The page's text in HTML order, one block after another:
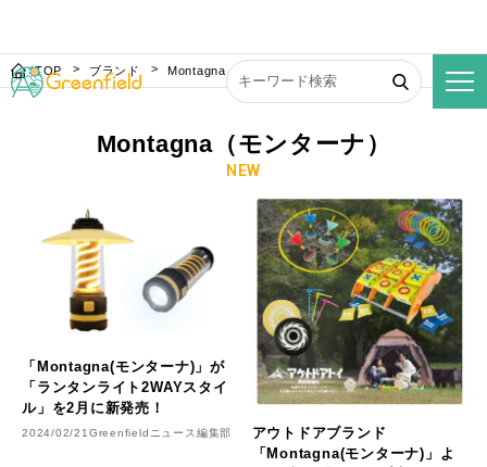
TOP ブランド Montagna（モンターナ）
Montagna（モンターナ）
NEW
「Montagna(モンターナ)」が
「ランタンライト2WAYスタイ
ル」を2月に新発売！
2024/02/21 Greenfieldニュース編集部
アウトドアブランド
「Montagna(モンターナ)」よ